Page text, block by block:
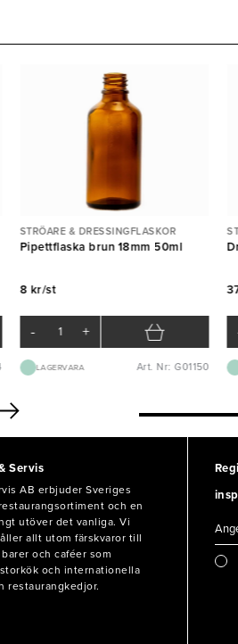
STRÖARE & DRESSINGFLASKOR
Pipettflaska brun 18mm 50ml
8 kr/st
- +
LAGERVARA Art. Nr: G01150
Servis
AB erbjuder Sveriges
och en
utöver det vanliga. Vi
allt utom färskvaror till
och caféer som
och internationella
restaurangkedjor.